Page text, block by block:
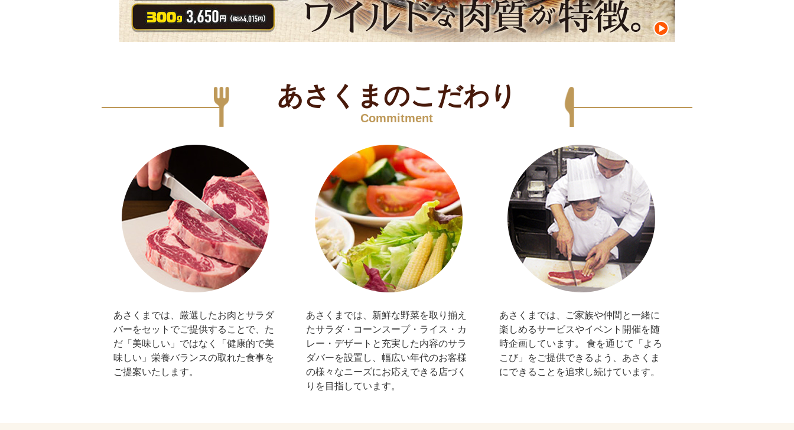
あさくまのこだわり
Commitment
あさくまでは、厳選したお肉とサラダ
バーをセットでご提供することで、た
だ「美味しい」ではなく「健康的で美
味しい」栄養バランスの取れた食事を
ご提案いたします。
あさくまでは、新鮮な野菜を取り揃え
たサラダ・コーンスープ・ライス・カ
レー・デザートと充実した内容のサラ
ダバーを設置し、幅広い年代のお客様
の様々なニーズにお応えできる店づく
りを目指しています。
あさくまでは、ご家族や仲間と一緒に
楽しめるサービスやイベント開催を随
時企画しています。 食を通じて「よろ
こび」をご提供できるよう、あさくま
にできることを追求し続けています。